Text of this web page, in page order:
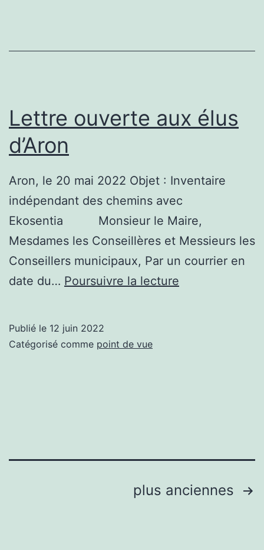
Lettre ouverte aux élus
d’Aron
Aron, le 20 mai 2022 Objet : Inventaire
indépendant des chemins avec
Ekosentia Monsieur le Maire,
Mesdames les Conseillères et Messieurs les
Conseillers municipaux, Par un courrier en
date du… Poursuivre la lecture
Publié le 12 juin 2022
Catégorisé comme point de vue
plus anciennes